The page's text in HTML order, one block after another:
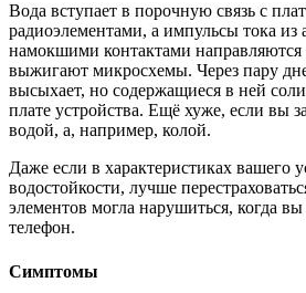
Вода вступает в порочную связь с
радиоэлементами, а импульсы тока из
намокшими контактами направляются
выжигают микросхемы. Через пару
высыхает, но содержащиеся в ней
плате устройства. Ещё хуже, если вы
водой, а, например, колой.
Даже если в характеристиках вашего
водостойкости, лучше
элементов могла нарушиться, когда
телефон.
Симптомы